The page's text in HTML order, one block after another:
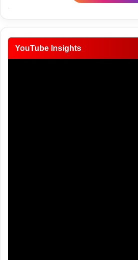
YouTube Insights